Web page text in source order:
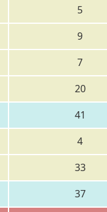
5
9
7
20
41
4
33
37